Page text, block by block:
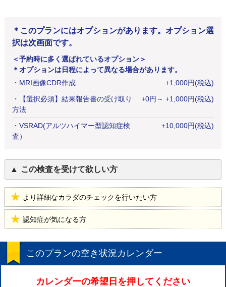
＊このプランにはオプションがあります。オプション選
択は次画面です。
＜予約時に多く選ばれているオプション＞
＊オプションは日程によって異なる場合があります。
・ MRI画像CDR作成 +1,000円(税込)
・
【選択必須】結果報告書の受け取り
方法
+0円 ～ +1,000円(税込)
・ VSRAD(アルツハイマー型認知症検
査）
+10,000円(税込)
この検査を受けて欲しい方
より詳細なカラダのチェックを行いたい方
認知症が気になる方
このプランの空き状況カレンダー
カレンダーの希望日を押してください